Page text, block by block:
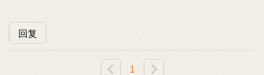
回复
1